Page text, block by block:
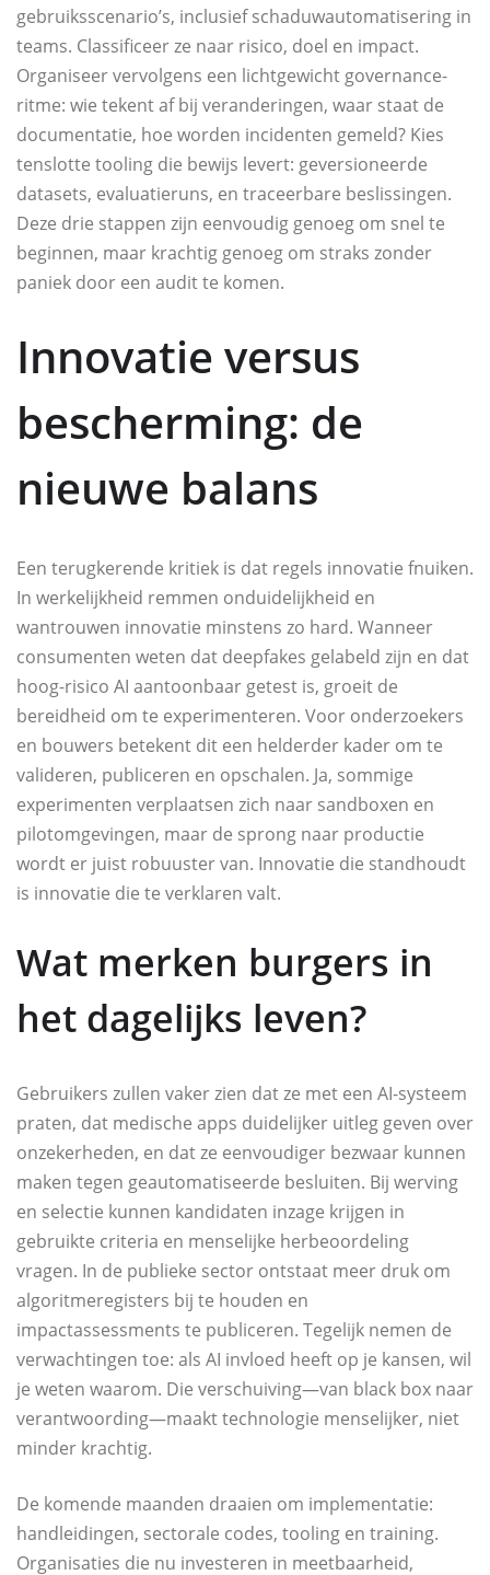
gebruiksscenario’s, inclusief schaduwautomatisering in
teams. Classificeer ze naar risico, doel en impact.
Organiseer vervolgens een lichtgewicht governance-
ritme: wie tekent af bij veranderingen, waar staat de
documentatie, hoe worden incidenten gemeld? Kies
tenslotte tooling die bewijs levert: geversioneerde
datasets, evaluatieruns, en traceerbare beslissingen.
Deze drie stappen zijn eenvoudig genoeg om snel te
beginnen, maar krachtig genoeg om straks zonder
paniek door een audit te komen.
Innovatie versus
bescherming: de
nieuwe balans
Een terugkerende kritiek is dat regels innovatie fnuiken.
In werkelijkheid remmen onduidelijkheid en
wantrouwen innovatie minstens zo hard. Wanneer
consumenten weten dat deepfakes gelabeld zijn en dat
hoog-risico AI aantoonbaar getest is, groeit de
bereidheid om te experimenteren. Voor onderzoekers
en bouwers betekent dit een helderder kader om te
valideren, publiceren en opschalen. Ja, sommige
experimenten verplaatsen zich naar sandboxen en
pilotomgevingen, maar de sprong naar productie
wordt er juist robuuster van. Innovatie die standhoudt
is innovatie die te verklaren valt.
Wat merken burgers in
het dagelijks leven?
Gebruikers zullen vaker zien dat ze met een AI-systeem
praten, dat medische apps duidelijker uitleg geven over
onzekerheden, en dat ze eenvoudiger bezwaar kunnen
maken tegen geautomatiseerde besluiten. Bij werving
en selectie kunnen kandidaten inzage krijgen in
gebruikte criteria en menselijke herbeoordeling
vragen. In de publieke sector ontstaat meer druk om
algoritmeregisters bij te houden en
impactassessments te publiceren. Tegelijk nemen de
verwachtingen toe: als AI invloed heeft op je kansen, wil
je weten waarom. Die verschuiving—van black box naar
verantwoording—maakt technologie menselijker, niet
minder krachtig.
De komende maanden draaien om implementatie:
handleidingen, sectorale codes, tooling en training.
Organisaties die nu investeren in meetbaarheid,